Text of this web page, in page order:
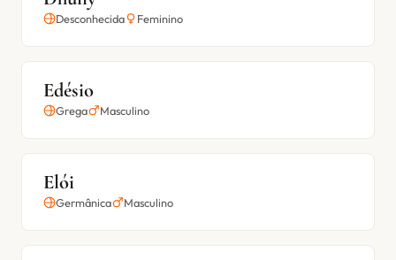
Desconhecida Feminino
Edésio
Grega Masculino
Elói
Germânica Masculino